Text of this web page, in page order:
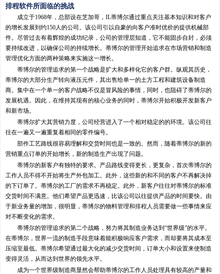
排程软件所面临的挑战
成立于1968年，总部设在芝加哥，IL蒂博尔通过重点关注基本知识和对客户
的增长发展到约150人的公司。该公司引以自豪的向客户准时优价的提供机械部
件。尽管过去有着辉煌的成功纪录，公司的管理层知道，它不能固步自封，必须
要持续改进，以确保公司的持续增长。蒂博尔的管理开始追求在市场营销和制造
管理优化方面的两种策略来实施这一增长。
蒂博尔的管理追求的第一个战略是扩大和多样化它的客户群。纵观其历史，
蒂博尔的大部分生产转向液压元件，其出售给单一的土方工程和建筑设备制造
商。集中在一个单一的客户战略不仅是冒风险的事情，同时，也阻碍了蒂博尔的
发展机遇。因此，在维持其现有的核心业务的同时，蒂博尔开始积极开发新客户
和新市场。
蒂博尔扩大其营销力度，公司经营进入了一个相对稳定的的环境。该公司往
往在一遍又一遍重复着相同的零件编号。
部件工艺路线很容易理解和交货时间也是一致的。然而，随着蒂博尔的新的
营销重点订单的开始增长，新的制造生产出现了问题。
蒂博尔的新客户有独特的要求。产品路线变得更长，更复杂，首次蒂博尔的
工作人员不得不开始将生产外包加工。此外，这些新的和不同的客户不再解决掉
的下订单了。蒂博尔的工厂的需求不再稳定。此外，新客户往往对蒂博尔的标准
交货时间不满意。他们希望产品更迅速，比该公司以往提供产品的时间要快。由
于新业务量的增加，很明显，蒂博尔的物料管理和排程人员需要做一些事情来应
对不断变化的需求。
蒂博尔的管理追求的第二个战略，努力将其制造业务达到“世界级”的水平。
在蒂博尔，世界一流的制造手段意味着能积极响应客户需求，而却要将其成本至
压缩至最低。蒂博尔希望通过最大化的减少交货时间，订单大小和设置来使制造
变得灵活，从而达到世界的领先水平。
成为一个世界级制造商显然会帮助蒂博尔的工作人员处理具有较高的产量和